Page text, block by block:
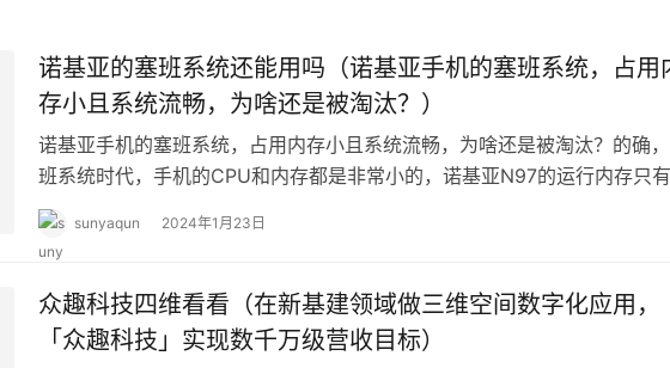
诺基亚的塞班系统还能用吗（诺基亚手机的塞班系统，占用
存小且系统流畅，为啥还是被淘汰？）
诺基亚手机的塞班系统，占用内存小且系统流畅，为啥还是被淘汰？的确
班系统时代，手机的CPU和内存都是非常小的，诺基亚N97的运行内存只有
128M，跟现在的手机运行内存动不动就是8…
sunyaqun 2024年1月23日
众趣科技四维看看（在新基建领域做三维空间数字化应用，
「众趣科技」实现数千万级营收目标）